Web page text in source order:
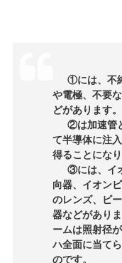
①には、不
や電極、不要
どがあります。
②は加速管
て半導体に注
得ることになり
③には、イ
向器、イオン
のレンズ、ビ
器などがあり
ームは照射径
ハ全面に当て
のです。